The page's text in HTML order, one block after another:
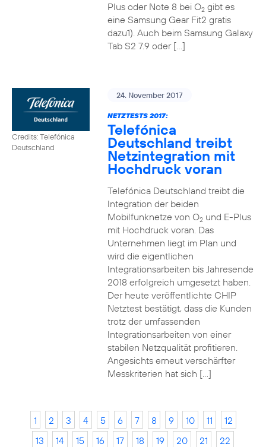
Plus oder Note 8 bei O2gibt es
eine Samsung Gear Fit2 gratis
dazu1). Auch beim Samsung Galaxy
Tab S2 7.9 oder […]
Credits: Telefónica
Deutschland
24. November 2017
NETZTESTS 2017:
Telefónica
Deutschland treibt
Netzintegration mit
Hochdruck voran
Telefónica Deutschland treibt die
Integration der beiden
Mobilfunknetze von O2und E-Plus
mit Hochdruck voran. Das
Unternehmen liegt im Plan und
wird die eigentlichen
Integrationsarbeiten bis Jahresende
2018 erfolgreich umgesetzt haben.
Der heute veröffentlichte CHIP
Netztest bestätigt, dass die Kunden
trotz der umfassenden
Integrationsarbeiten von einer
stabilen Netzqualität profitieren.
Angesichts erneut verschärfter
Messkriterien hat sich […]
1 2 3 4 5 6 7 8 9 10 11
12
13
14 15 16 17 18 19 20 21
22